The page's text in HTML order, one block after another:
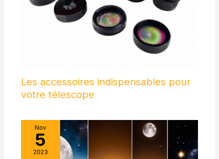
Les accessoires indispensables pour
votre télescope
Nov
5
2023